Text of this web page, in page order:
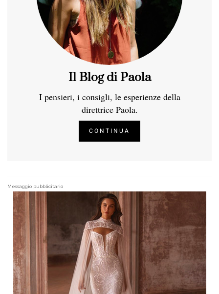
Il Blog di Paola
I pensieri, i consigli, le esperienze della
direttrice Paola.
CONTINUA
Messaggio pubblicitario